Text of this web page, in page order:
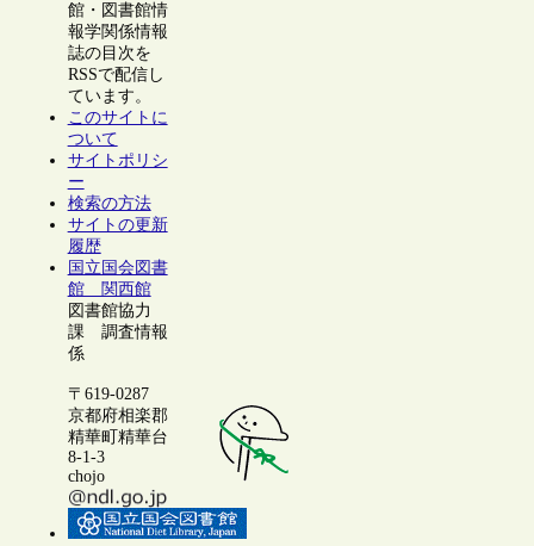
館・図書館情
報学関係情報
誌の目次を
RSSで配信し
ています。
このサイトに
ついて
サイトポリシ
ー
検索の方法
サイトの更新
履歴
国立国会図書
館 関西館
図書館協力
課 調査情報
係
〒619-0287
京都府相楽郡
精華町精華台
8-1-3
chojo